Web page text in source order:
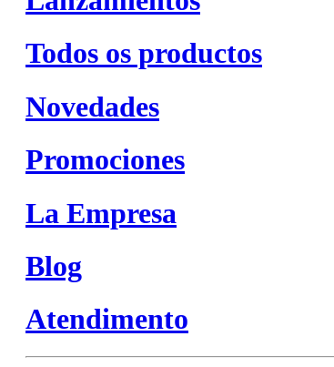
Todos os productos
Novedades
Promociones
La Empresa
Blog
Atendimento